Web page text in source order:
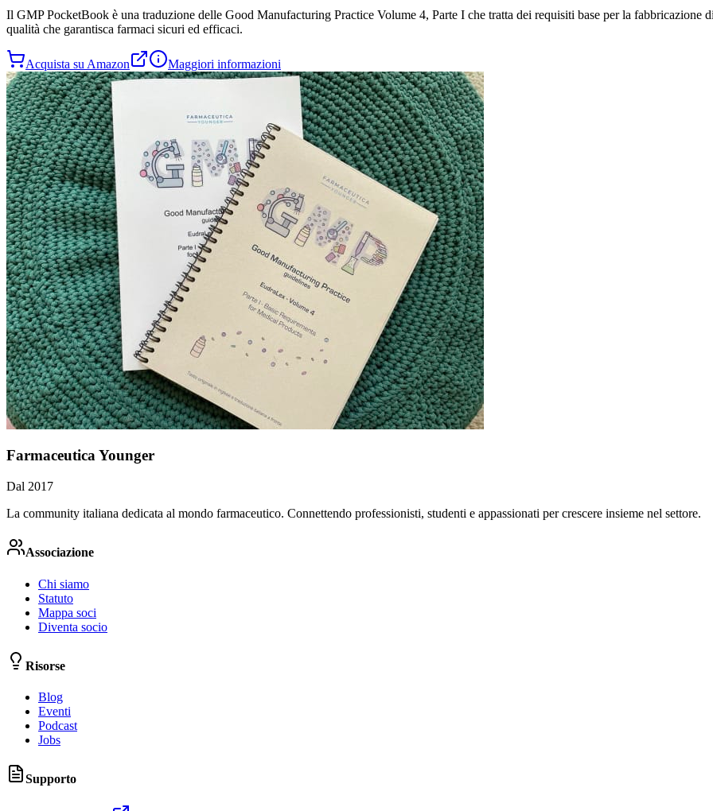
Il GMP PocketBook è una traduzione delle Good Manufacturing Practice Volume 4, Parte I che tratta dei requisiti base per la fabbricazione
qualità che garantisca farmaci sicuri ed efficaci.
Acquista su Amazon Maggiori informazioni
Farmaceutica Younger
Dal 2017
La community italiana dedicata al mondo farmaceutico. Connettendo professionisti, studenti e appassionati per crescere insieme nel settore.
Associazione
Chi siamo
Statuto
Mappa soci
Diventa socio
Risorse
Blog
Eventi
Podcast
Jobs
Supporto